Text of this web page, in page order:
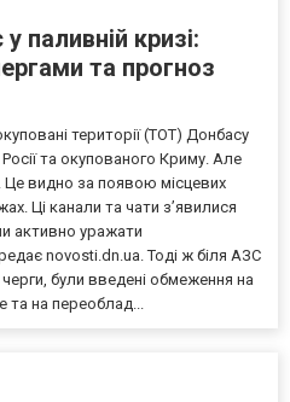
паливній кризі:
та прогноз
території (ТОТ) Донбасу
та окупованого Криму. Але
видно за появою місцевих
Ці канали та чати з’явилися
активно уражати
novosti.dn.ua. Тоді ж біля АЗС
були введені обмеження на
та на переоблад...